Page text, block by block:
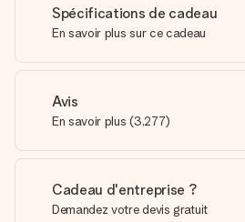
Spécifications de cadeau
En savoir plus sur ce cadeau
Avis
En savoir plus (3,277)
Cadeau d'entreprise ?
Demandez votre devis gratuit